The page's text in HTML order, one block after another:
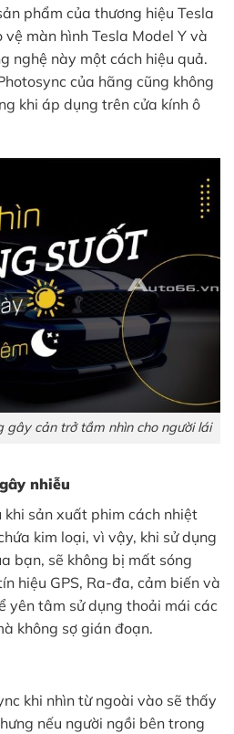
phẩm của thương hiệu Tesla
màn hình Tesla Model Y và
nghệ này một cách hiệu quả.
của hãng cũng không
khi áp dụng trên cửa kính ô
gây cản trở tầm nhìn cho người lái
nhiễu
sản xuất phim cách nhiệt
kim loại, vì vậy, khi sử dụng
bạn, sẽ không bị mất sóng
hiệu GPS, Ra-đa, cảm biến và
yên tâm sử dụng thoải mái các
không sợ gián đoạn.
khi nhìn từ ngoài vào sẽ thấy
nếu người ngồi bên trong